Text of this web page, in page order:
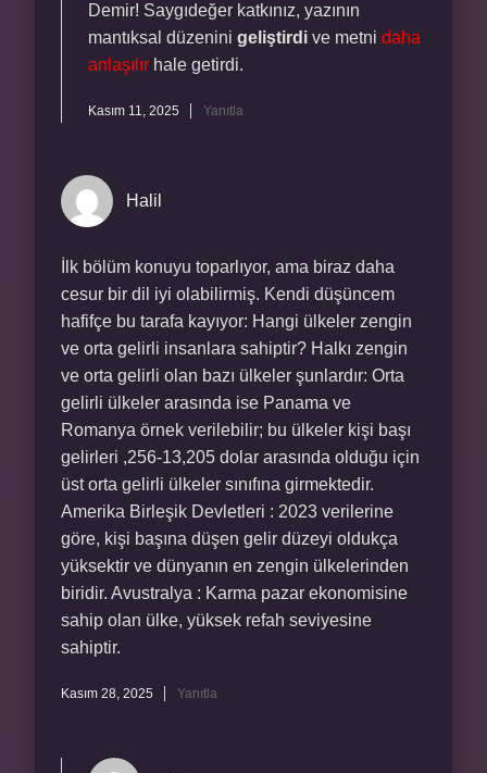
Demir! Saygıdeğer katkınız, yazının
mantıksal düzenini geliştirdi ve metni daha
anlaşılır hale getirdi.
Kasım 11, 2025 Yanıtla
Halil
İlk bölüm konuyu toparlıyor, ama biraz daha
cesur bir dil iyi olabilirmiş. Kendi düşüncem
hafifçe bu tarafa kayıyor: Hangi ülkeler zengin
ve orta gelirli insanlara sahiptir? Halkı zengin
ve orta gelirli olan bazı ülkeler şunlardır: Orta
gelirli ülkeler arasında ise Panama ve
Romanya örnek verilebilir; bu ülkeler kişi başı
gelirleri ,256-13,205 dolar arasında olduğu için
üst orta gelirli ülkeler sınıfına girmektedir.
Amerika Birleşik Devletleri : 2023 verilerine
göre, kişi başına düşen gelir düzeyi oldukça
yüksektir ve dünyanın en zengin ülkelerinden
biridir. Avustralya : Karma pazar ekonomisine
sahip olan ülke, yüksek refah seviyesine
sahiptir.
Kasım 28, 2025 Yanıtla